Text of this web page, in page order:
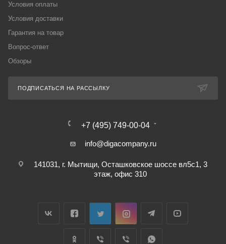
Условия оплаты
Условия доставки
Гарантия на товар
Вопрос-ответ
Обзоры
ПОДПИСАТЬСЯ НА РАССЫЛКУ
+7 (495) 749-00-04
info@digacompany.ru
141031, г. Мытищи, Осташковское шоссе вл5с1, 3
этаж, офис 310